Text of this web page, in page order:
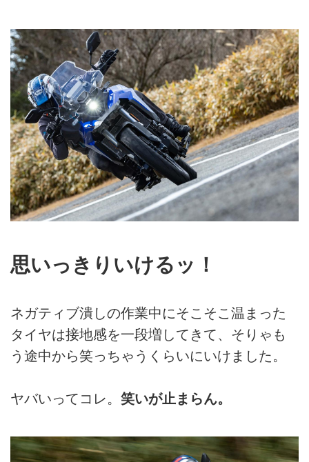
思いっきりいけるッ！
ネガティブ潰しの作業中にそこそこ温まった
タイヤは接地感を一段増してきて、そりゃも
う途中から笑っちゃうくらいにいけました。
ヤバいってコレ。 笑いが止まらん。